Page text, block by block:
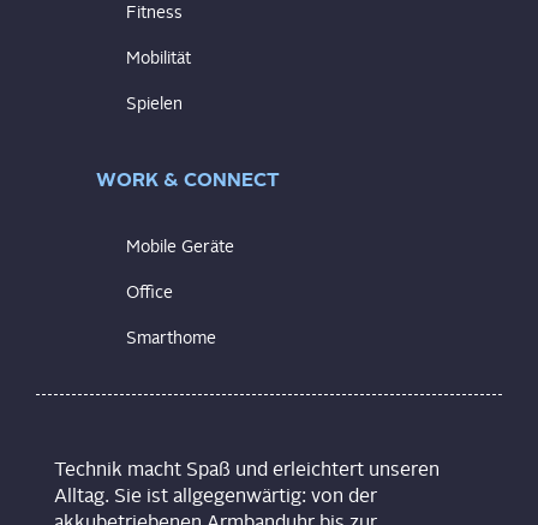
Fitness
Mobilität
Spielen
WORK & CONNECT
Mobile Geräte
Office
Smarthome
Technik macht Spaß und erleichtert unseren
Alltag. Sie ist allgegenwärtig: von der